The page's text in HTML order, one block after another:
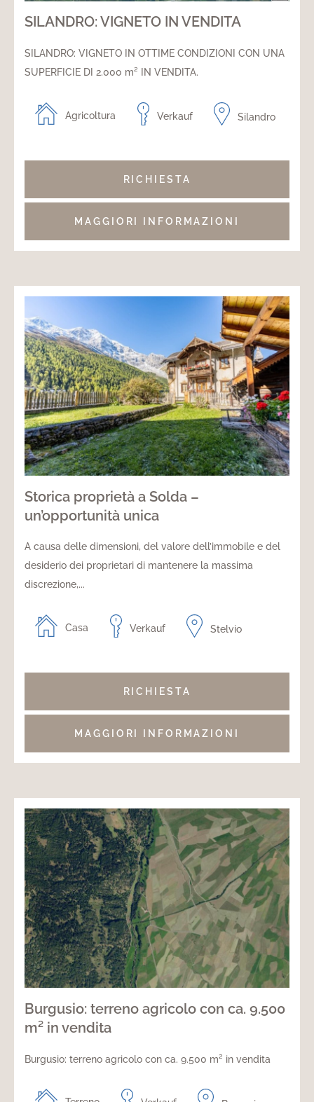
SILANDRO: VIGNETO IN VENDITA
SILANDRO: VIGNETO IN OTTIME CONDIZIONI CON UNA
SUPERFICIE DI 2.000 m² IN VENDITA.
Agricoltura Verkauf Silandro
RICHIESTA
MAGGIORI INFORMAZIONI
Storica proprietà a Solda –
un’opportunità unica
A causa delle dimensioni, del valore dell’immobile e del
desiderio dei proprietari di mantenere la massima
discrezione,...
Casa Verkauf Stelvio
RICHIESTA
MAGGIORI INFORMAZIONI
Burgusio: terreno agricolo con ca. 9.500
m² in vendita
Burgusio: terreno agricolo con ca. 9.500 m² in vendita